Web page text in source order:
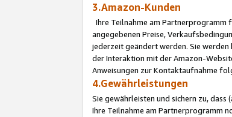
3.Amazon-Kunden
Ihre Teilnahme am Partnerprogramm
angegebenen Preise,
jederzeit geändert werden. Sie werden
der Interaktion mit der Amazon-
Anweisungen zur Kontaktaufnahme
4.Gewährleistungen
Sie gewährleisten und sichern zu,
Ihre Teilnahme am Partnerprogramm